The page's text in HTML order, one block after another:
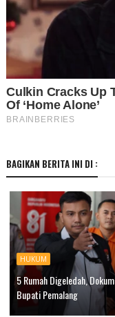
BAGIKAN BERITA INI DI :
HUKUM
5 Rumah Digeledah,
Bupati Pemalang